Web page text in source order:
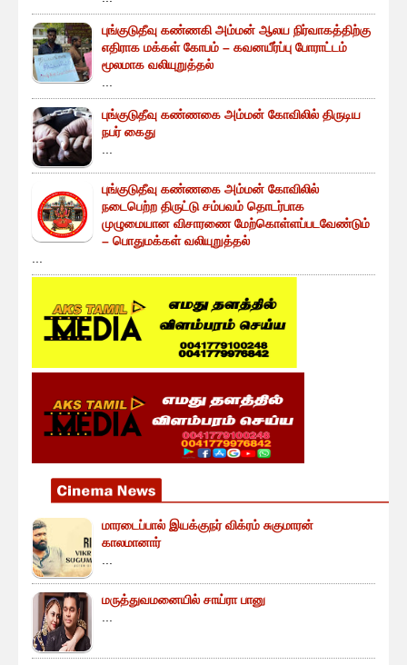
புங்குடுதீவு கண்ணகி அம்மன் ஆலய நிர்வாகத்திற்கு
எதிராக மக்கள் கோபம் – கவனயீர்ப்பு போராட்டம்
மூலமாக வலியுறுத்தல்
புங்குடுதீவு கண்ணகை அம்மன் கோவிலில் திருடிய
நபர் கைது
புங்குடுதீவு கண்ணகை அம்மன் கோவிலில்
நடைபெற்ற திருட்டு சம்பவம் தொடர்பாக
முழுமையான விசாரணை மேற்கொள்ளப்படவேண்டும்
– பொதுமக்கள் வலியுறுத்தல்
மாரடைப்பால் இயக்குநர் விக்ரம் சுகுமாரன்
காலமானார்
மருத்துவமனையில் சாய்ரா பானு